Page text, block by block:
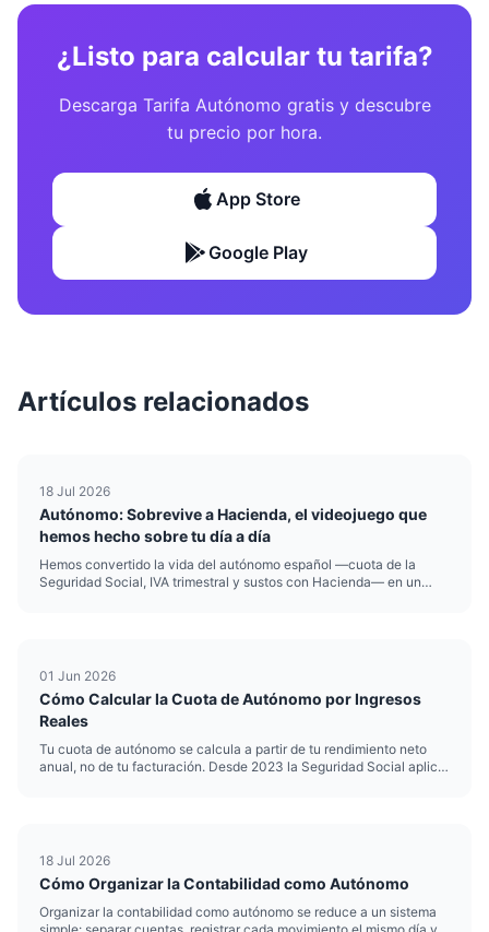
¿Listo para calcular tu tarifa?
Descarga Tarifa Autónomo gratis y descubre
tu precio por hora.
App Store
Google Play
Artículos relacionados
18 Jul 2026
Autónomo: Sobrevive a Hacienda, el videojuego que
hemos hecho sobre tu día a día
Hemos convertido la vida del autónomo español —cuota de la
Seguridad Social, IVA trimestral y sustos con Hacienda— en un
01 Jun 2026
Cómo Calcular la Cuota de Autónomo por Ingresos
Reales
Tu cuota de autónomo se calcula a partir de tu rendimiento neto
anual, no de tu facturación. Desde 2023 la Seguridad Social aplica
18 Jul 2026
Cómo Organizar la Contabilidad como Autónomo
Organizar la contabilidad como autónomo se reduce a un sistema